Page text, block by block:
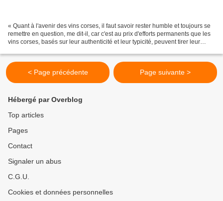
« Quant à l'avenir des vins corses, il faut savoir rester humble et toujours se
remettre en question, me dit-il, car c'est au prix d'efforts permanents que les
vins corses, basés sur leur authenticité et leur typicité, peuvent tirer leur
< Page précédente Page suivante >
Hébergé par Overblog
Top articles
Pages
Contact
Signaler un abus
C.G.U.
Cookies et données personnelles